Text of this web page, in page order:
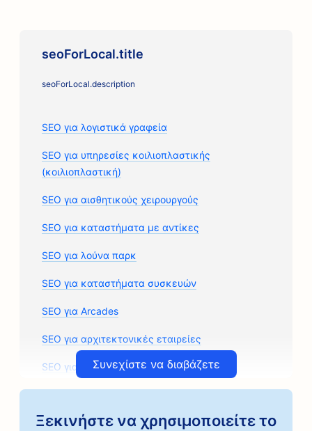
seoForLocal.title
seoForLocal.description
SEO για λογιστικά γραφεία
SEO για υπηρεσίες κοιλιοπλαστικής
(κοιλιοπλαστική)
SEO για αισθητικούς χειρουργούς
SEO για καταστήματα με αντίκες
SEO για λούνα παρκ
SEO για καταστήματα συσκευών
SEO για Arcades
SEO για αρχιτεκτονικές εταιρείες
SEO για συνεργεία αυτοκινήτων
αυτοκινήτων
Συνεχίστε να διαβάζετε
Ξεκινήστε να χρησιμοποιείτε το